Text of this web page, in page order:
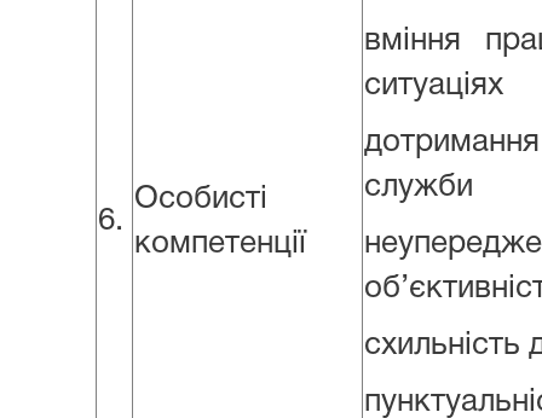
6.
Особисті
компетенції
вміння
ситуаціях
служби
схильність